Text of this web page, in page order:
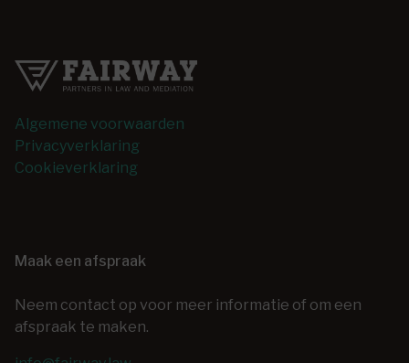
Algemene voorwaarden
Privacyverklaring
Cookieverklaring
Maak een afspraak
Neem contact op voor meer informatie of om een
afspraak te maken.